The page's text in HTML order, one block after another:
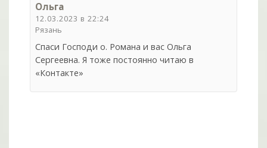
Ольга
12.03.2023 в 22:24
Рязань
Спаси Господи о. Романа и вас Ольга
Сергеевна. Я тоже постоянно читаю в
«Контакте»